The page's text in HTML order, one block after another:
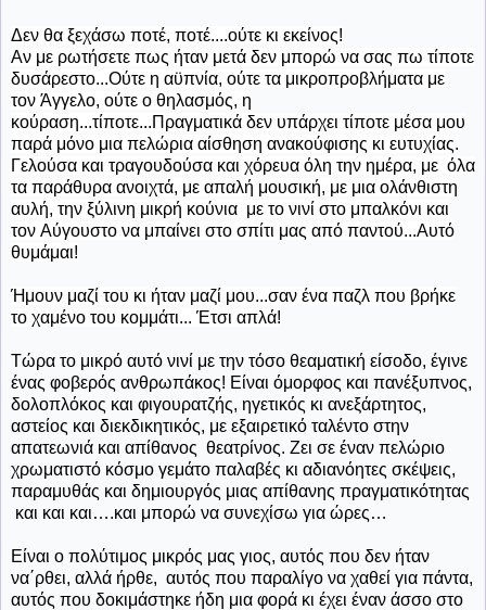
Δεν θα ξεχάσω ποτέ, ποτέ....ούτε κι εκείνος!
Αν με ρωτήσετε πως ήταν μετά δεν μπορώ να σας πω τίποτε
δυσάρεστο...Ούτε η αϋπνία, ούτε τα μικροπροβλήματα με
τον Άγγελο, ούτε ο θηλασμός, η
κούραση...τίποτε...Πραγματικά δεν υπάρχει τίποτε μέσα μου
παρά μόνο μια πελώρια αίσθηση ανακούφισης κι ευτυχίας.
Γελούσα και τραγουδούσα και χόρευα όλη την ημέρα, με όλα
τα παράθυρα ανοιχτά, με απαλή μουσική, με μια ολάνθιστη
αυλή, την ξύλινη μικρή κούνια με το νινί στο μπαλκόνι και
τον Αύγουστο να μπαίνει στο σπίτι μας από παντού...Αυτό
θυμάμαι!
Ήμουν μαζί του κι ήταν μαζί μου...σαν ένα παζλ που βρήκε
το χαμένο του κομμάτι... Έτσι απλά!
Τώρα το μικρό αυτό νινί με την τόσο θεαματική είσοδο, έγινε
ένας φοβερός ανθρωπάκος! Είναι όμορφος και πανέξυπνος,
δολοπλόκος και φιγουρατζής, ηγετικός κι ανεξάρτητος,
αστείος και διεκδικητικός, με εξαιρετικό ταλέντο στην
απατεωνιά και απίθανος θεατρίνος. Ζει σε έναν πελώριο
χρωματιστό κόσμο γεμάτο παλαβές κι αδιανόητες σκέψεις,
παραμυθάς και δημιουργός μιας απίθανης πραγματικότητας
και και και….και μπορώ να συνεχίσω για ώρες…
Είναι ο πολύτιμος μικρός μας γιος, αυτός που δεν ήταν
να΄ρθει, αλλά ήρθε, αυτός που παραλίγο να χαθεί για πάντα,
αυτός που δοκιμάστηκε ήδη μια φορά κι έχει έναν άσσο στο